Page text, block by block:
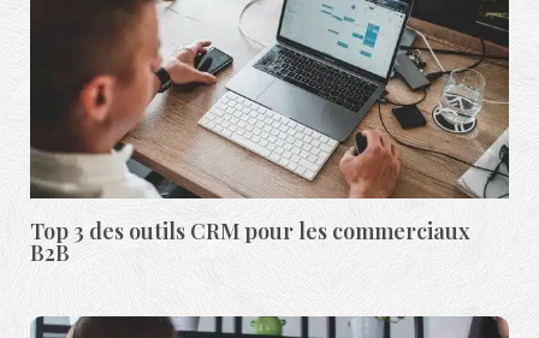
Top 3 des outils CRM pour les commerciaux
B2B